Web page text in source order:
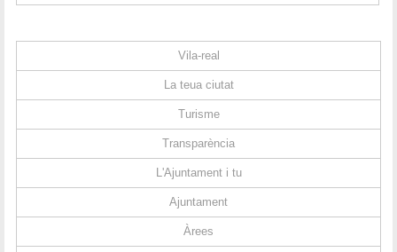
Vila-real
La teua ciutat
Turisme
Transparència
L'Ajuntament i tu
Ajuntament
Àrees